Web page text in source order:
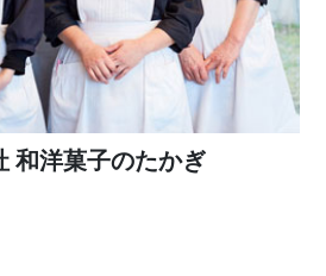
和洋菓子のたかぎ